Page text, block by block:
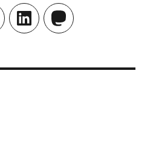
LinkedInMastodon